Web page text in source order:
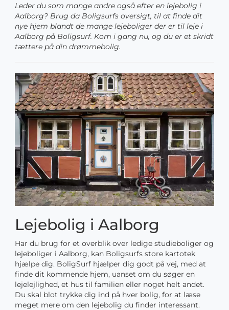
Leder du som mange andre også efter en lejebolig i
Aalborg? Brug da Boligsurfs oversigt, til at finde dit
nye hjem blandt de mange lejeboliger der er til leje i
Aalborg på Boligsurf. Kom i gang nu, og du er et skridt
tættere på din drømmebolig.
Lejebolig i Aalborg
Har du brug for et overblik over ledige studieboliger og
lejeboliger i Aalborg, kan Boligsurfs store kartotek
hjælpe dig. BoligSurf hjælper dig godt på vej, med at
finde dit kommende hjem, uanset om du søger en
lejelejlighed, et hus til familien eller noget helt andet.
Du skal blot trykke dig ind på hver bolig, for at læse
meget mere om den lejebolig du finder interessant.